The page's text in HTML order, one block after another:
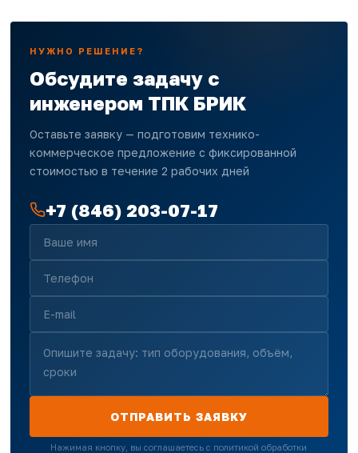
НУЖНО РЕШЕНИЕ?
Обсудите задачу с
инженером ТПК БРИК
Оставьте заявку — подготовим технико-
коммерческое предложение с фиксированной
стоимостью в течение 2 рабочих дней
+7 (846) 203-07-17
ОТПРАВИТЬ ЗАЯВКУ
Нажимая кнопку, вы соглашаетесь с политикой обработки